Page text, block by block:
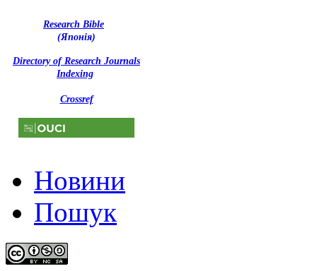
Research Bible
(Японія)
Directory of Research Journals
Indexing
Crossref
Новини
Пошук